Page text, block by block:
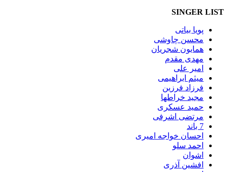
SINGER LIST
پویا بیاتی
محسن چاوشی
همایون شجریان
مهدی مقدم
امیر علی
میثم ابراهیمی
فرزاد فرزین
مجید خراطها
حمید عسکری
مرتضی اشرفی
7 باند
احسان خواجه امیری
احمد سلو
اشوان
افشین آذری